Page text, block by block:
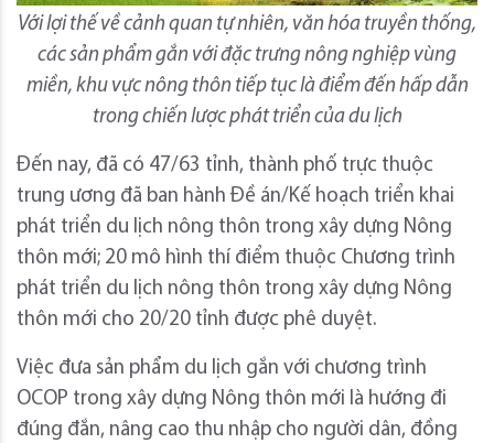
Với lợi thế về cảnh quan tự nhiên, văn hóa truyền thống,
các sản phẩm gắn với đặc trưng nông nghiệp vùng
miền, khu vực nông thôn tiếp tục là điểm đến hấp dẫn
trong chiến lược phát triển của du lịch
Đến nay, đã có 47/63 tỉnh, thành phố trực thuộc
trung ương đã ban hành Đề án/Kế hoạch triển khai
phát triển du lịch nông thôn trong xây dựng Nông
thôn mới; 20 mô hình thí điểm thuộc Chương trình
phát triển du lịch nông thôn trong xây dựng Nông
thôn mới cho 20/20 tỉnh được phê duyệt.
Việc đưa sản phẩm du lịch gắn với chương trình
OCOP trong xây dựng Nông thôn mới là hướng đi
đúng đắn, nâng cao thu nhập cho người dân, đồng